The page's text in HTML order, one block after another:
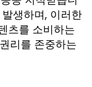
생하며, 이러한
츠를 소비하는
리를 존중하는